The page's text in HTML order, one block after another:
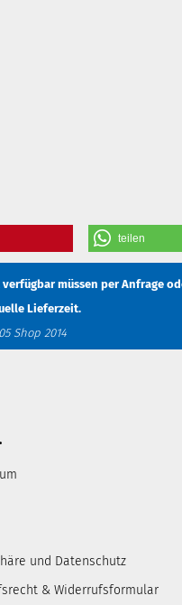
teilen
müssen per Anfrage
Lieferzeit.
Shop 2014
und Datenschutz
& Widerrufsformular